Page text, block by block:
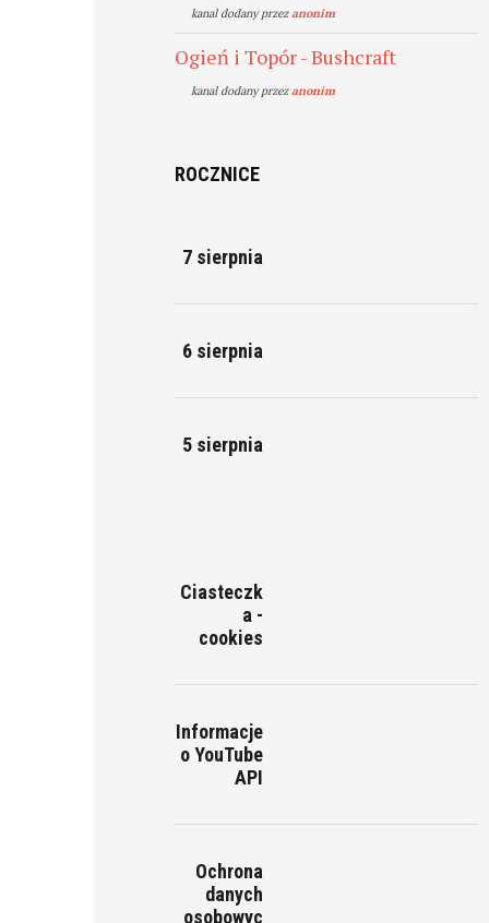
kanal dodany przezanonim
Ogień i Topór - Bushcraft
kanal dodany przezanonim
ROCZNICE
7 sierpnia
6 sierpnia
5 sierpnia
Ciasteczk
a -
cookies
Informacje
o YouTube
API
Ochrona
danych
osobowyc